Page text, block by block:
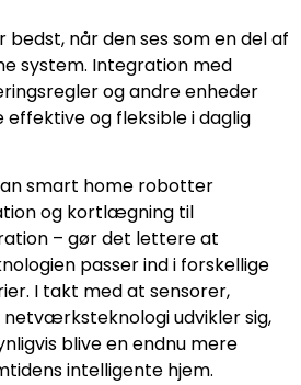
bedst, når den ses som en del af
system. Integration med
og andre enheder
og fleksible i daglig
smart home robotter
og kortlægning til
– gør det lettere at
passer ind i forskellige
I takt med at sensorer,
netværksteknologi udvikler sig,
blive en endnu mere
intelligente hjem.